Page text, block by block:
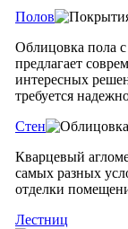
Полов
Облицовка пола с
предлагает
интересных
требуется
Стен
Кварцевый
самых разных
отделки
Лестниц